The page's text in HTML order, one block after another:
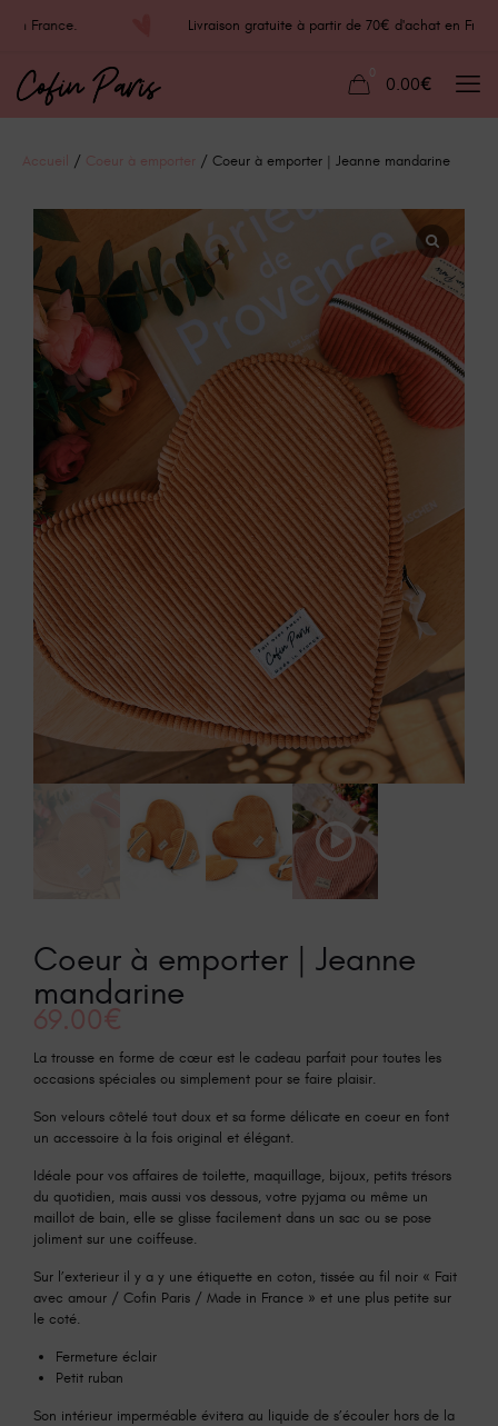
en France. Livraison gratuite à partir de 70€ d'achat en
0
0.00€
Accueil / Coeur à emporter / Coeur à emporter | Jeanne mandarine
Play
Video
Coeur à emporter | Jeanne
mandarine
69.00€
La trousse en forme de cœur est le cadeau parfait pour toutes les
occasions spéciales ou simplement pour se faire plaisir.
Son velours côtelé tout doux et sa forme délicate en coeur en font
un accessoire à la fois original et élégant.
Idéale pour vos affaires de toilette, maquillage, bijoux, petits trésors
du quotidien, mais aussi vos dessous, votre pyjama ou même un
maillot de bain, elle se glisse facilement dans un sac ou se pose
joliment sur une coiffeuse.
Sur l’exterieur il y a y une étiquette en coton, tissée au fil noir « Fait
avec amour / Cofin Paris / Made in France » et une plus petite sur
le coté.
Fermeture éclair
Petit ruban
Son intérieur imperméable évitera au liquide de s’écouler hors de la